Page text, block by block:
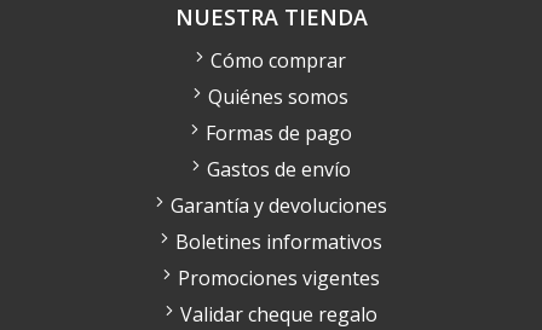
NUESTRA TIENDA
Cómo comprar
Quiénes somos
Formas de pago
Gastos de envío
Garantía y devoluciones
Boletines informativos
Promociones vigentes
Validar cheque regalo